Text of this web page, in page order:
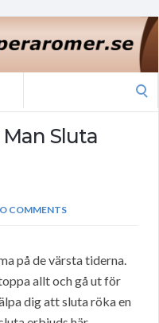
Sluta
COMMENTS
på de värsta tiderna.
allt och gå ut för
dig att sluta röka en